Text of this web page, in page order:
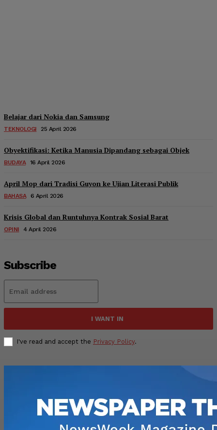
Belajar dari Nokia dan Samsung
TEKNOLOGI 25 April 2026
Obyektifikasi: Ketika Manusia Dipandang sebagai Objek
BUDAYA 16 April 2026
April Mop dari Tradisi Guyon ke Ujian Literasi Publik
BAHASA 6 April 2026
Krisis Global dan Runtuhnya Kontrak Sosial Barat
OPINI 4 April 2026
Subscribe
I WANT IN
I've read and accept the Privacy Policy.